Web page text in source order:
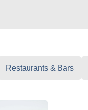
Restaurants & Bars